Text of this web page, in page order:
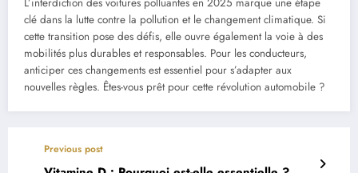
clé dans la lutte contre la pollution et le changement climatique. Si
cette transition pose des défis, elle ouvre également la voie à des
mobilités plus durables et responsables. Pour les conducteurs,
anticiper ces changements est essentiel pour s’adapter aux
nouvelles règles. Êtes-vous prêt pour cette révolution automobile ?
Previous post